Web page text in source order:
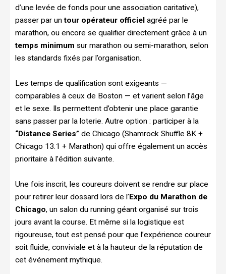
d’une levée de fonds pour une association caritative),
passer par untour opérateur officiel agréé par le
marathon, ou encore se qualifier directement grâce à un
temps minimum sur marathon ou semi-marathon, selon
les standards fixés par l’organisation.
Les temps de qualification sont exigeants —
comparables à ceux de Boston — et varient selon l’âge
et le sexe. Ils permettent d’obtenir une place garantie
sans passer par la loterie. Autre option : participer à la
“Distance Series” de Chicago (Shamrock Shuffle 8K +
Chicago 13.1 + Marathon) qui offre également un accès
prioritaire à l’édition suivante.
Une fois inscrit, les coureurs doivent se rendre sur place
pour retirer leur dossard lors de l’Expo du Marathon de
Chicago, un salon du running géant organisé sur trois
jours avant la course. Et même si la logistique est
rigoureuse, tout est pensé pour que l’expérience coureur
soit fluide, conviviale et à la hauteur de la réputation de
cet événement mythique.